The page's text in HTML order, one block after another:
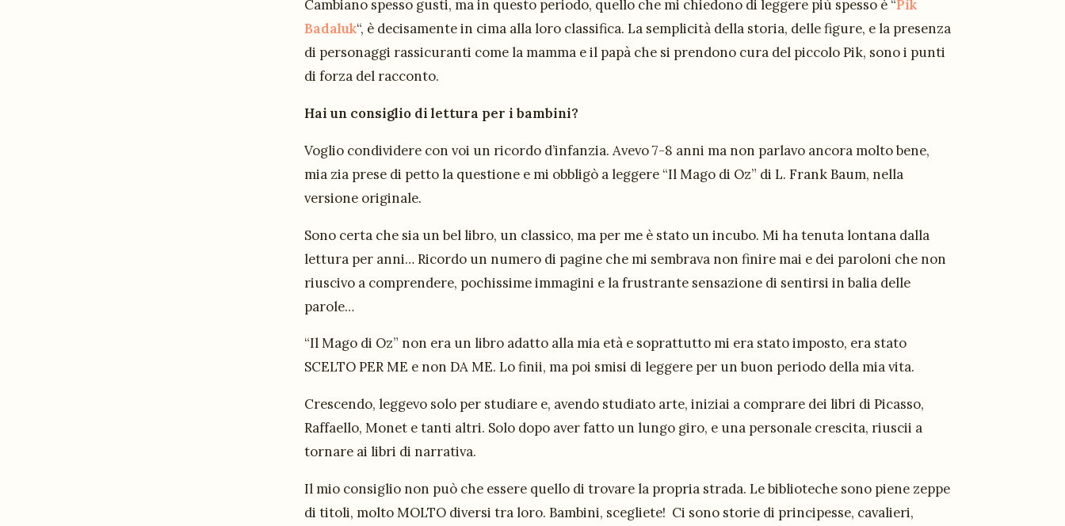
Cambiano spesso gusti, ma in questo periodo, quello che mi chiedono di leggere più spesso è “Pik
Badaluk“, è decisamente in cima alla loro classifica. La semplicità della storia, delle figure, e la presenza
di personaggi rassicuranti come la mamma e il papà che si prendono cura del piccolo Pik, sono i punti
di forza del racconto.
Hai un consiglio di lettura per i bambini?
Voglio condividere con voi un ricordo d’infanzia. Avevo 7-8 anni ma non parlavo ancora molto bene,
mia zia prese di petto la questione e mi obbligò a leggere “Il Mago di Oz” di L. Frank Baum, nella
versione originale.
Sono certa che sia un bel libro, un classico, ma per me è stato un incubo. Mi ha tenuta lontana dalla
lettura per anni… Ricordo un numero di pagine che mi sembrava non finire mai e dei paroloni che non
riuscivo a comprendere, pochissime immagini e la frustrante sensazione di sentirsi in balia delle
parole…
“Il Mago di Oz” non era un libro adatto alla mia età e soprattutto mi era stato imposto, era stato
SCELTO PER ME e non DA ME. Lo finii, ma poi smisi di leggere per un buon periodo della mia vita.
Crescendo, leggevo solo per studiare e, avendo studiato arte, iniziai a comprare dei libri di Picasso,
Raffaello, Monet e tanti altri. Solo dopo aver fatto un lungo giro, e una personale crescita, riuscii a
tornare ai libri di narrativa.
Il mio consiglio non può che essere quello di trovare la propria strada. Le biblioteche sono piene zeppe
di titoli, molto MOLTO diversi tra loro. Bambini, scegliete! Ci sono storie di principesse, cavalieri,